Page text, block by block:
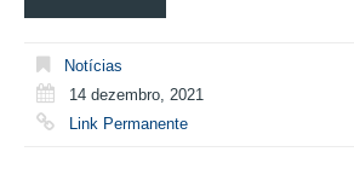
Notícias
14 dezembro, 2021
Link Permanente